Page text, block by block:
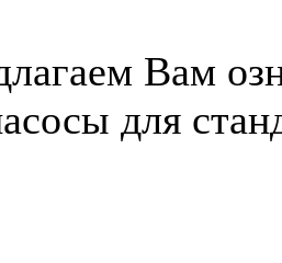
Вам
для